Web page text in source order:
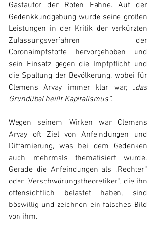
Gastautor der Roten Fahne. Auf der
Gedenkkundgebung wurde seine großen
Leistungen in der Kritik der verkürzten
Zulassungsverfahren der
Coronaimpfstoffe hervorgehoben und
sein Einsatz gegen die Impfpflicht und
die Spaltung der Bevölkerung, wobei für
Clemens Arvay immer klar war, „das
Grundübel heißt Kapitalismus“.
Wegen seinem Wirken war Clemens
Arvay oft Ziel von Anfeindungen und
Diffamierung, was bei dem Gedenken
auch mehrmals thematisiert wurde.
Gerade die Anfeindungen als „Rechter“
oder „Verschwörungstheoretiker“, die ihn
offensichtlich belastet haben, sind
böswillig und zeichnen ein falsches Bild
von ihm.